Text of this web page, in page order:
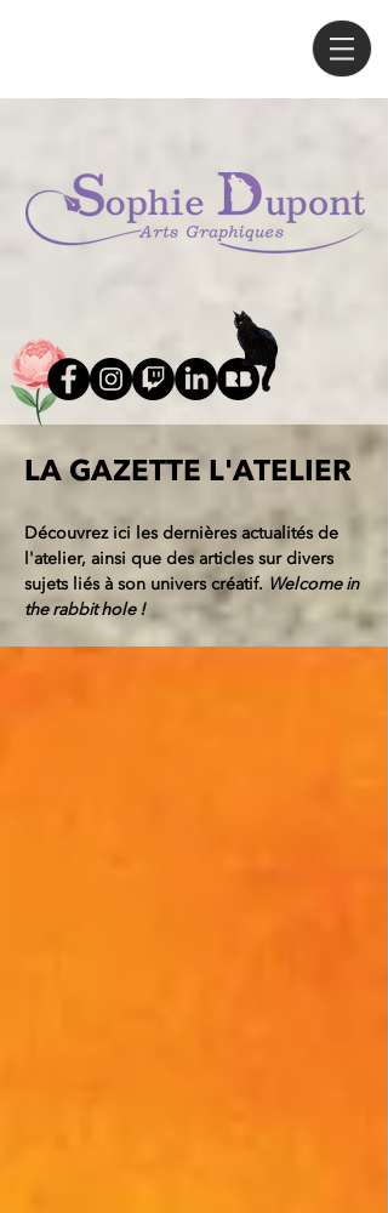
LA GAZETTE L'ATELIER
Découvrez ici les dernières actualités de
l'atelier, ainsi que des articles sur divers
sujets liés à son univers créatif.Welcome in
the rabbit hole !